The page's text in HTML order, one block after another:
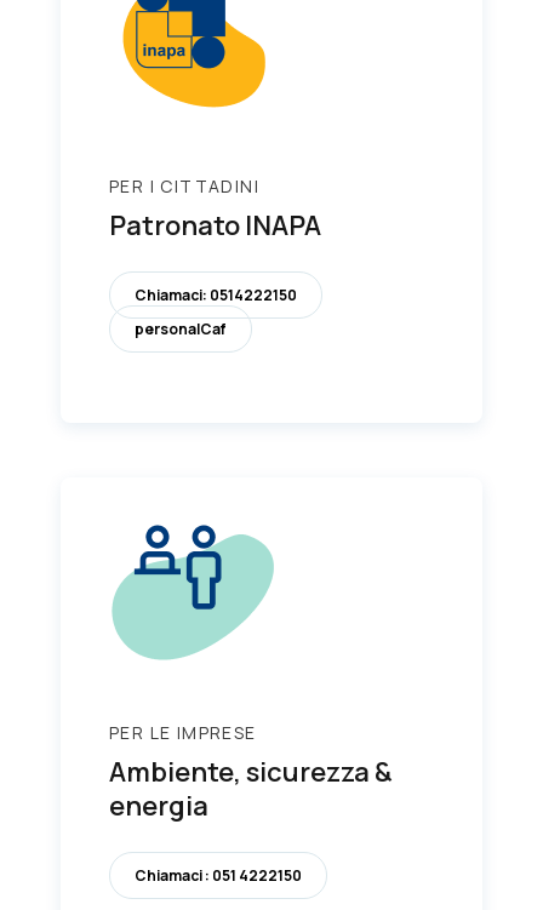
PER I CITTADINI
Patronato INAPA
Chiamaci: 0514222150
personalCaf
PER LE IMPRESE
Ambiente, sicurezza &
energia
Chiamaci : 051 4222150